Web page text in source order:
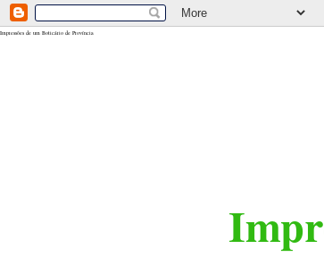
<$BlogRSDUrl$>
Impressões de um Boticário de Província